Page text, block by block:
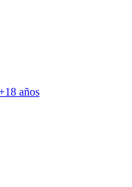
años